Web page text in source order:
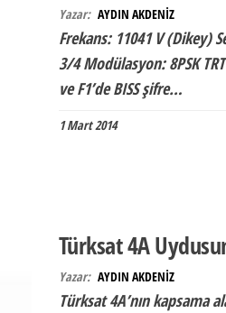
Yazar: AYDIN AKDENİZ
Frekans: 11041 V (Dikey)
3/4 Modülasyon: 8PSK
ve F1’de BISS şifre…
1 Mart 2014
Türksat 4A
Yazar: AYDIN AKDENİZ
Türksat 4A’nın kapsama